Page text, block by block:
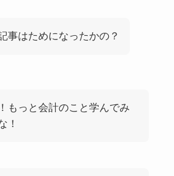
事はためになったかの？
もっと会計のこと学んでみ
！